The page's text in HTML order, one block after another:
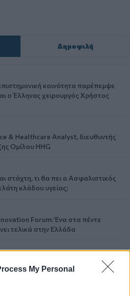
My Personal
Δημοφιλή
κοινότητα παρέπεμψε
ο Έλληνας χειρουργός Χρήστος
& Healthcare Analyst, διευθυντής
Ομίλου HHG
στάχτη, τι θα πει ο Ασφαλιστικός
κλάδου υγείας;
Forum: Ένα στα πέντε
τελικά στην Ελλάδα
ύψους 240 εκατ. ευρώ
Κυβέρνηση